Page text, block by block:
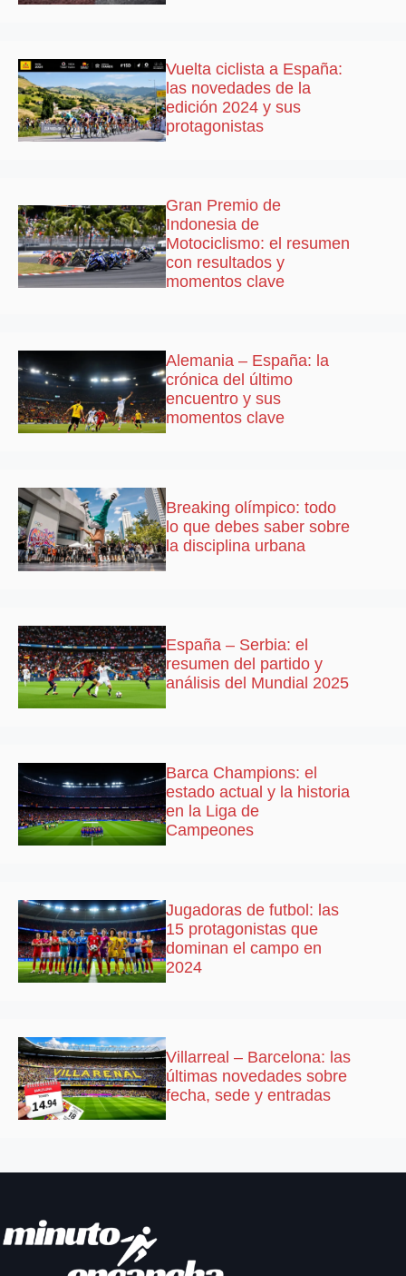
Vuelta ciclista a España:
las novedades de la
edición 2024 y sus
protagonistas
Gran Premio de
Indonesia de
Motociclismo: el resumen
con resultados y
momentos clave
Alemania – España: la
crónica del último
encuentro y sus
momentos clave
Breaking olímpico: todo
lo que debes saber sobre
la disciplina urbana
España – Serbia: el
resumen del partido y
análisis del Mundial 2025
Barca Champions: el
estado actual y la historia
en la Liga de
Campeones
Jugadoras de futbol: las
15 protagonistas que
dominan el campo en
2024
Villarreal – Barcelona: las
últimas novedades sobre
fecha, sede y entradas